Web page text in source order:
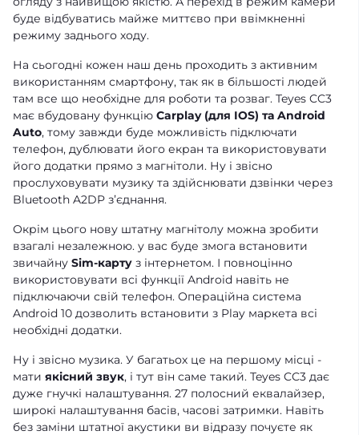
буде відбуватись майже миттєво при ввімкненні
режиму заднього ходу.
На сьогодні кожен наш день проходить з активним
використанням смартфону, так як в більшості людей
там все що необхідне для роботи та розваг. Teyes CC3
має вбудовану функцію Carplay (для IOS) та Android
Auto, тому завжди буде можливість підключати
телефон, дублювати його екран та використовувати
його додатки прямо з магнітоли. Ну і звісно
прослуховувати музику та здійснювати дзвінки через
Bluetooth A2DP зʼєднання.
Окрім цього нову штатну магнітолу можна зробити
взагалі незалежною. у вас буде змога встановити
звичайну Sim-карту з інтернетом. І повноцінно
використовувати всі функції Android навіть не
підключаючи свій телефон. Операційна система
Android 10 дозволить встановити з Play маркета всі
необхідні додатки.
Ну і звісно музика. У багатьох це на першому місці -
мати якісний звук, і тут він саме такий. Teyes CC3 дає
дуже гнучкі налаштування. 27 полосний еквалайзер,
широкі налаштування басів, часові затримки. Навіть
без заміни штатної акустики ви відразу почуєте як